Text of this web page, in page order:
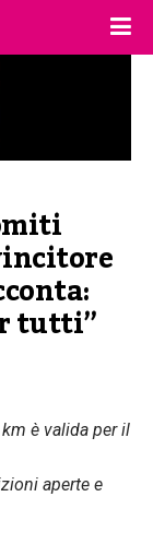
tutti”
è valida per il
aperte e